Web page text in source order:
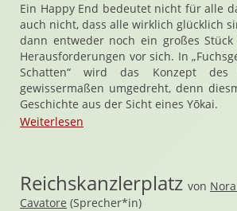
Ein Happy End bedeutet nicht für alle
auch nicht, dass alle wirklich glücklich
dann entweder noch ein großes
Herausforderungen vor sich. In
Schatten“ wird das Konzept des
gewissermaßen umgedreht, denn
Geschichte aus der Sicht eines Yōkai.
Weiterlesen
Reichskanzlerplatz von
Cavatore (Sprecher*in)